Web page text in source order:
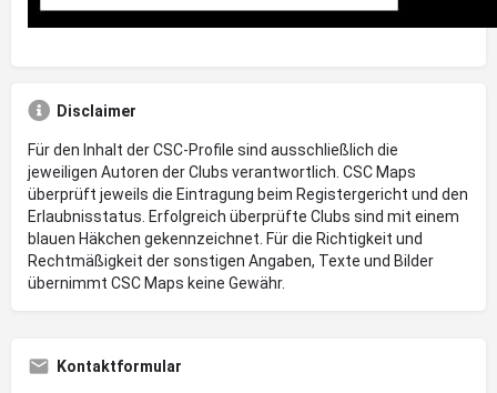
Disclaimer
Für den Inhalt der CSC-Profile sind ausschließlich die
jeweiligen Autoren der Clubs verantwortlich. CSC Maps
überprüft jeweils die Eintragung beim Registergericht und den
Erlaubnisstatus. Erfolgreich überprüfte Clubs sind mit einem
blauen Häkchen gekennzeichnet. Für die Richtigkeit und
Rechtmäßigkeit der sonstigen Angaben, Texte und Bilder
übernimmt CSC Maps keine Gewähr.
Kontaktformular